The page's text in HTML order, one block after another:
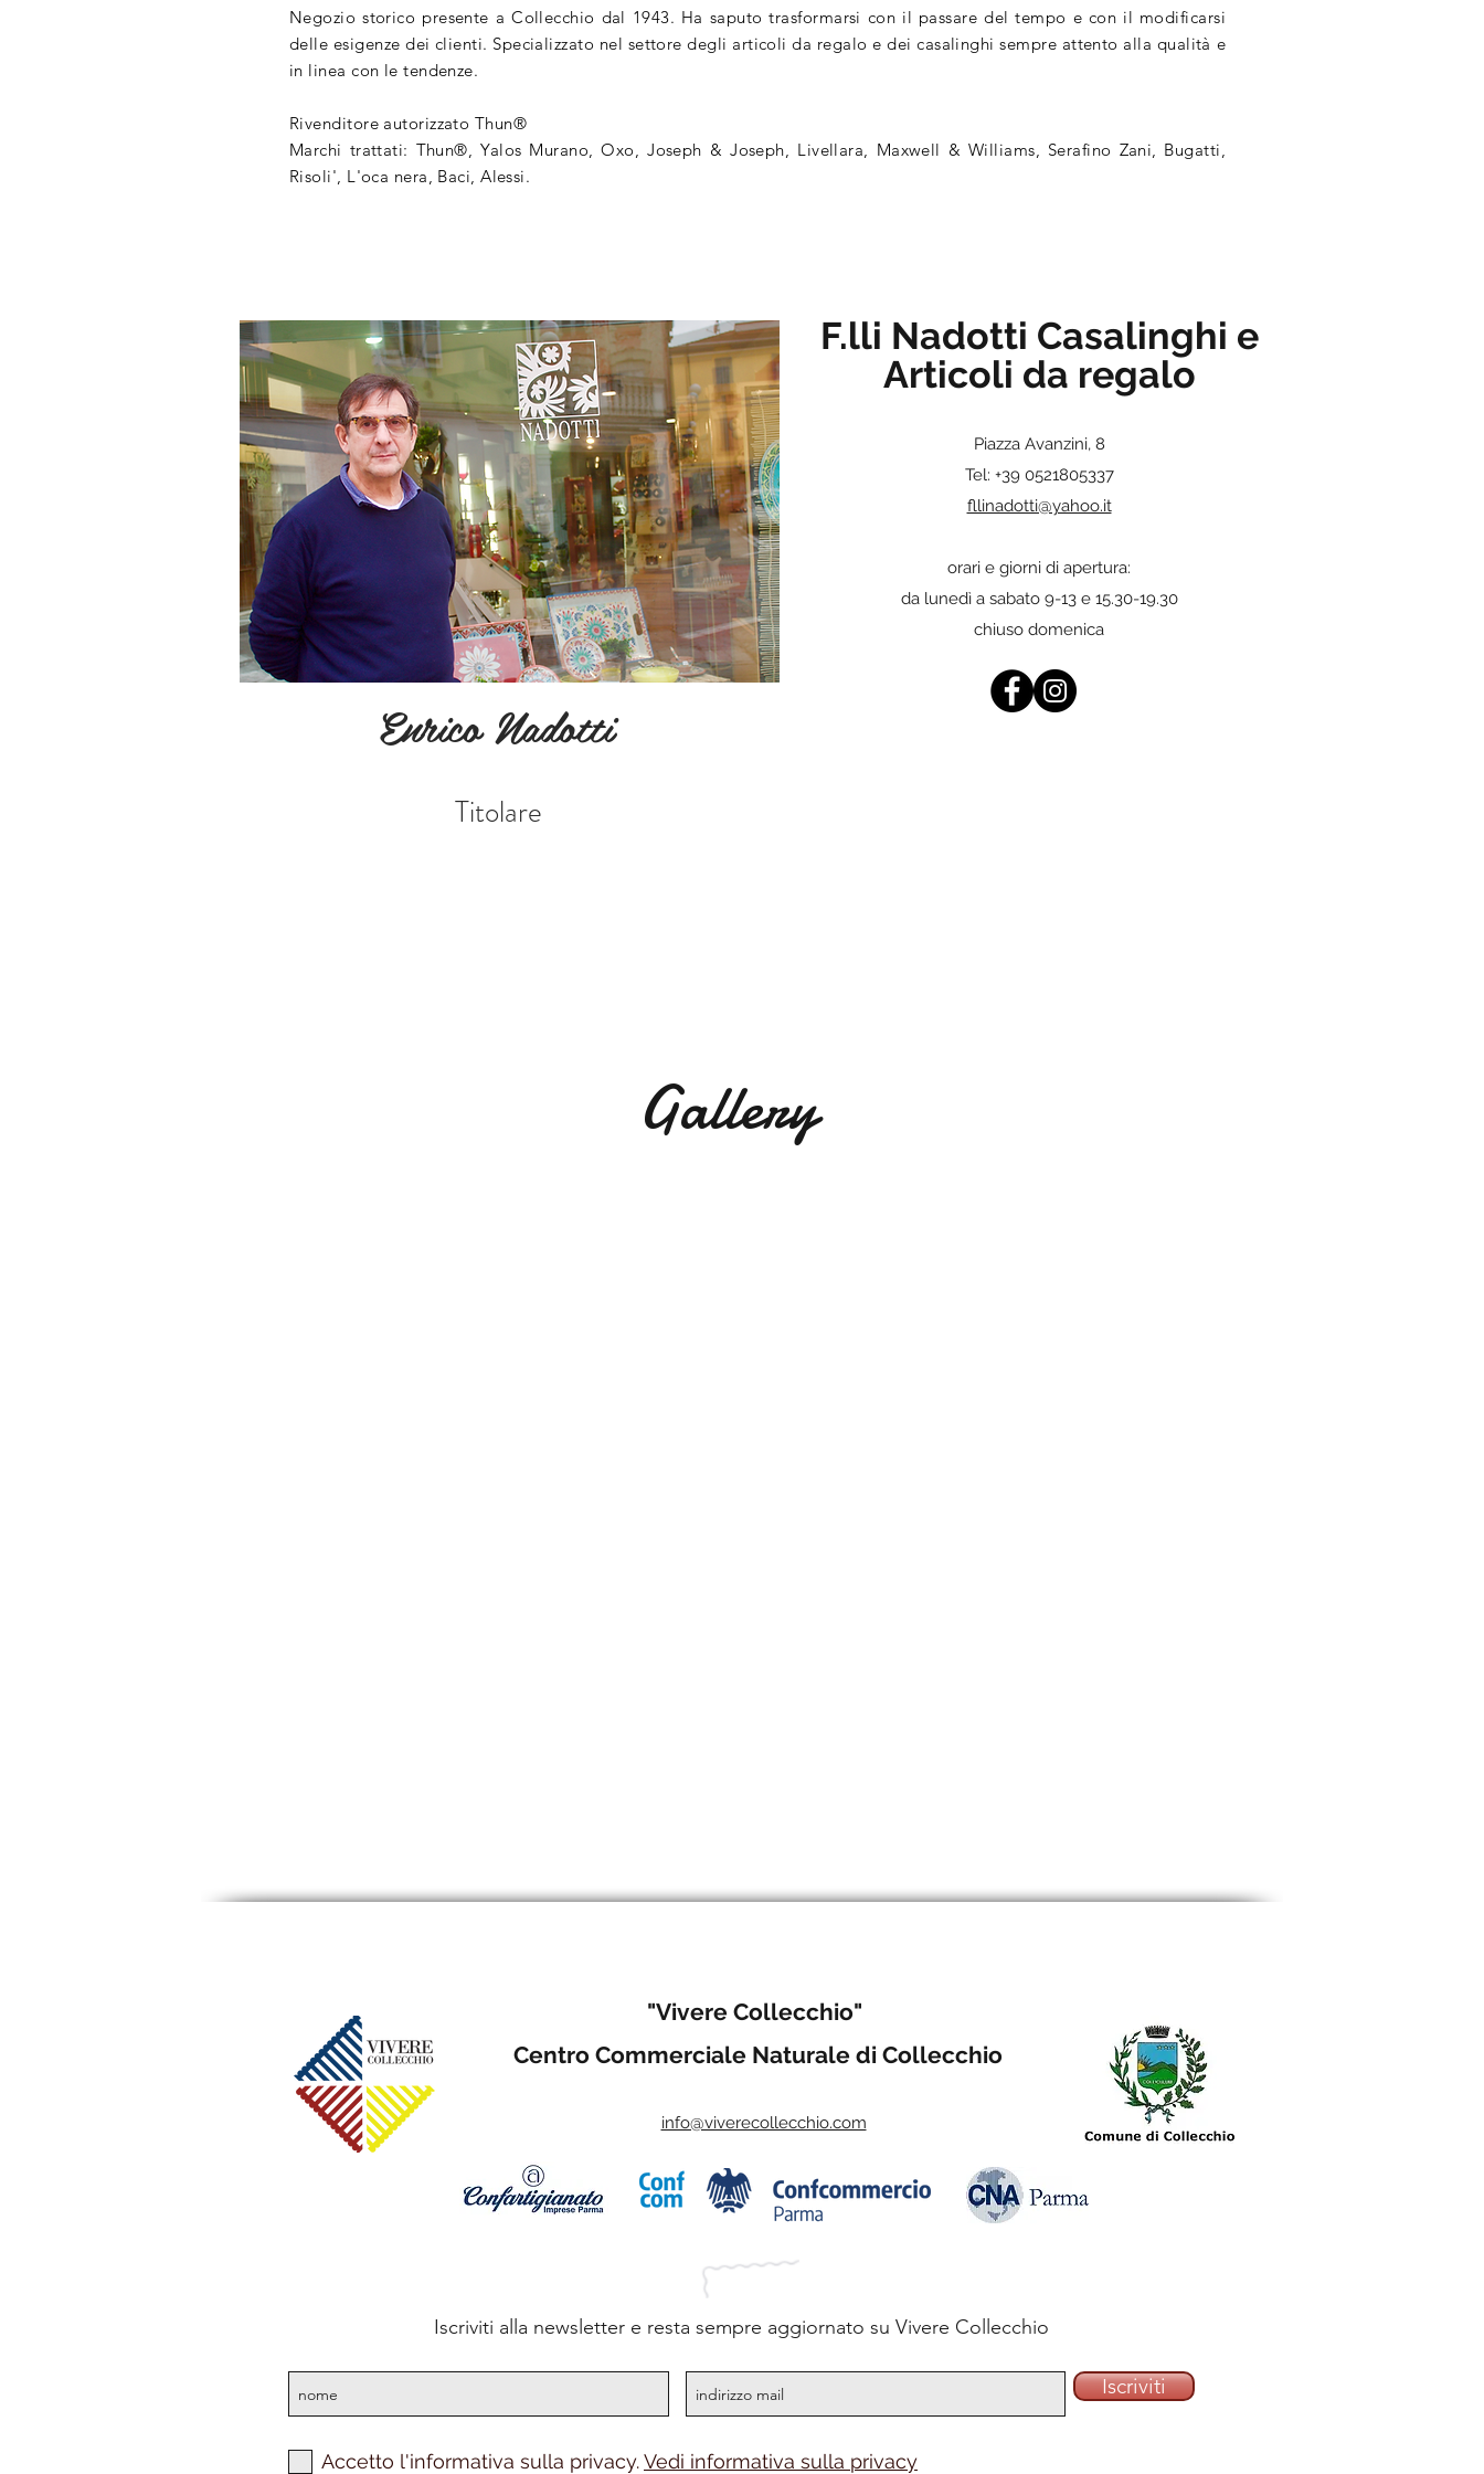
Negozio storico presente a Collecchio dal 1943. Ha saputo trasformarsi con il passare del tempo e con il modificarsi
delle esigenze dei clienti. Specializzato nel settore degli articoli da regalo e dei casalinghi sempre attento alla qualità e
in linea con le tendenze.
Rivenditore autorizzato Thun®
Marchi trattati: Thun®, Yalos Murano, Oxo, Joseph & Joseph, Livellara, Maxwell & Williams, Serafino Zani, Bugatti,
Risoli', L'oca nera, Baci, Alessi.
Enrico Nadotti
F.lli Nadotti Casalinghi e
Articoli da regalo
Piazza Avanzini, 8
Tel: +39 0521805337
fllinadotti@yahoo.it
orari e giorni di apertura:
da lunedì a sabato 9-13 e 15.30-19.30
chiuso domenica
Titolare
Gallery
"Vivere Collecchio"
Centro Commerciale Naturale di Collecchio
info@viverecollecchio.com
Iscriviti alla newsletter e resta sempre aggiornato su Vivere Collecchio
Iscriviti
Accetto l'informativa sulla privacy.Vedi informativa sulla privacy